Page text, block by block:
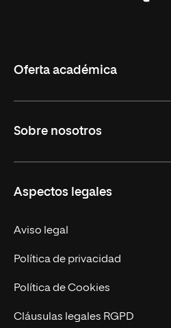
Oferta académica
Maestrías
Sobre nosotros
Trabaja en UNIR
Actualidad
Contacto
Aspectos legales
Aviso legal
Política de privacidad
Política de Cookies
Cláusulas legales RGPD